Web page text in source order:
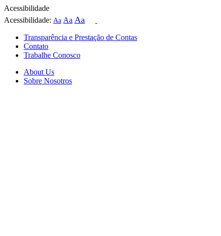
Acessibilidade
Acessibilidade: Aa Aa Aa
Transparência e Prestação de Contas
Contato
Trabalhe Conosco
About Us
Sobre Nosotros